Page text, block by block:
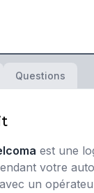
Questions
est une
votre
un